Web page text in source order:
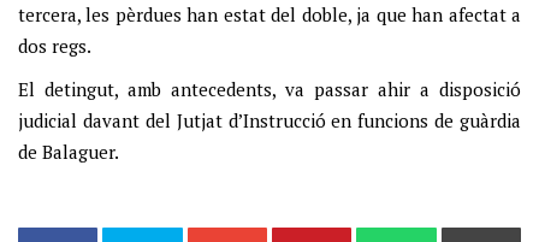
tercera, les pèrdues han estat del doble, ja que han afectat a
dos regs.
El detingut, amb antecedents, va passar ahir a disposició
judicial davant del Jutjat d’Instrucció en funcions de guàrdia
de Balaguer.